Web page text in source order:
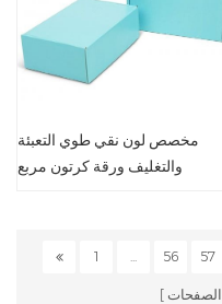
مخصص لون نقي طوي التعبئة
والتغليف ورقة كرتون مربع
1 56 57
الصفحات